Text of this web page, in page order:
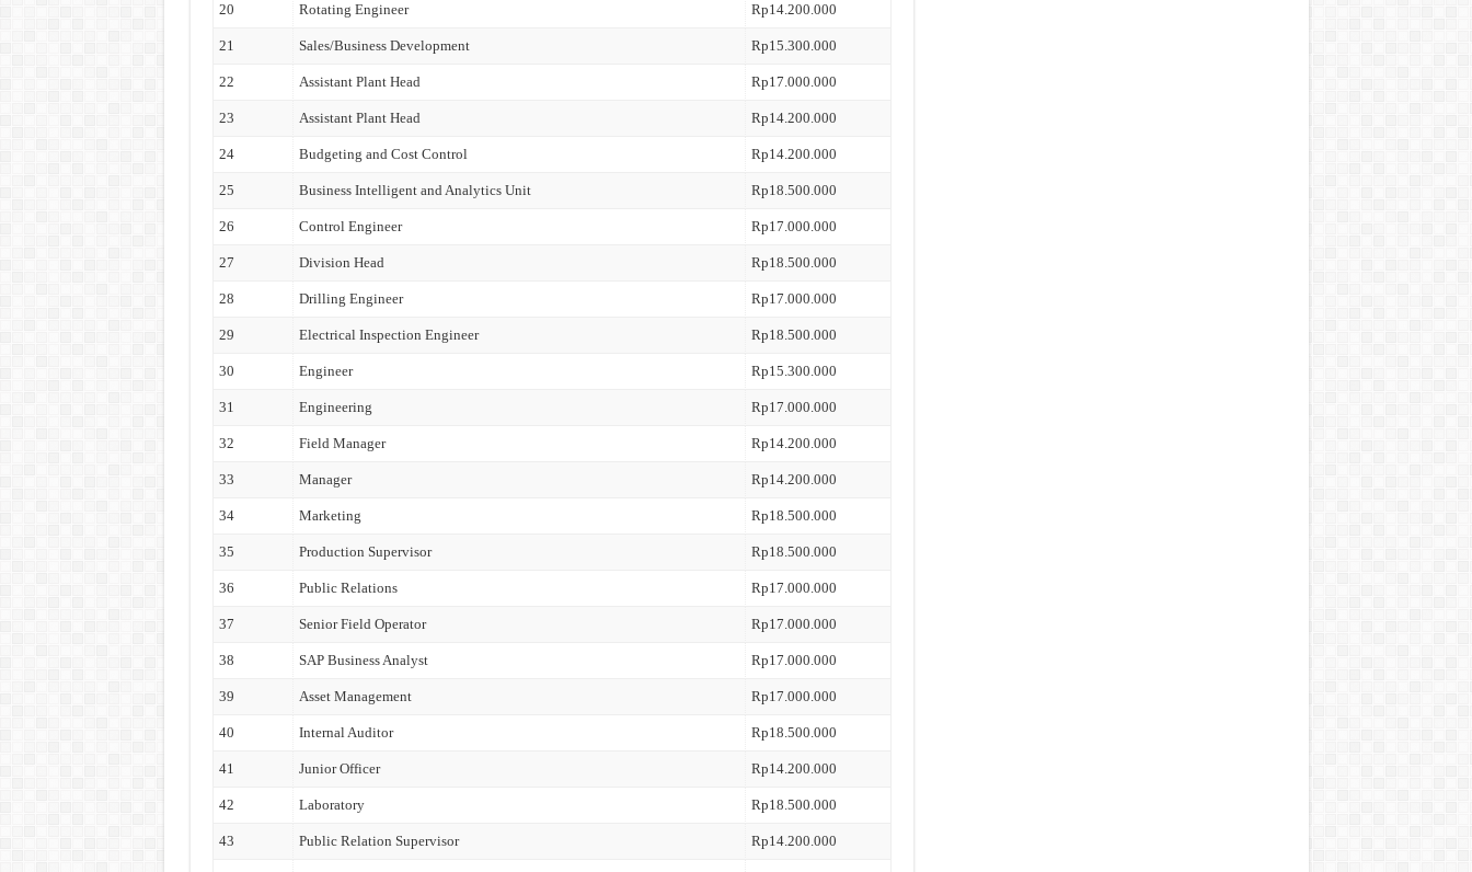
20 Rotating Engineer Rp14.200.000
21 Sales/Business Development Rp15.300.000
22 Assistant Plant Head Rp17.000.000
23 Assistant Plant Head Rp14.200.000
24 Budgeting and Cost Control Rp14.200.000
25 Business Intelligent and Analytics Unit Rp18.500.000
26 Control Engineer Rp17.000.000
27 Division Head Rp18.500.000
28 Drilling Engineer Rp17.000.000
29 Electrical Inspection Engineer Rp18.500.000
30 Engineer Rp15.300.000
31 Engineering Rp17.000.000
32 Field Manager Rp14.200.000
33 Manager Rp14.200.000
34 Marketing Rp18.500.000
35 Production Supervisor Rp18.500.000
36 Public Relations Rp17.000.000
37 Senior Field Operator Rp17.000.000
38 SAP Business Analyst Rp17.000.000
39 Asset Management Rp17.000.000
40 Internal Auditor Rp18.500.000
41 Junior Officer Rp14.200.000
42 Laboratory Rp18.500.000
43 Public Relation Supervisor Rp14.200.000